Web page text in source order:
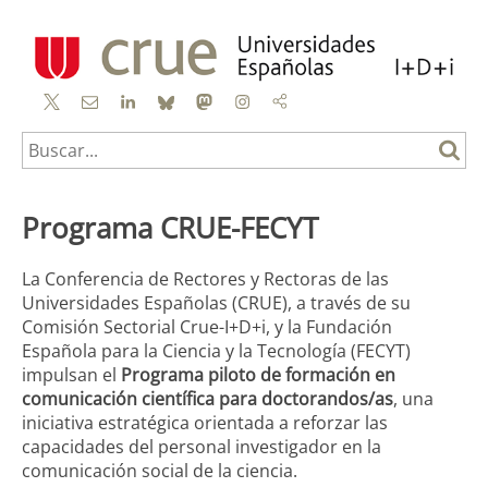
Contacto
linkedinblueskymastodoninstagram
mail
to
Programa CRUE-FECYT
La Conferencia de Rectores y Rectoras de las
Universidades Españolas (CRUE), a través de su
Comisión Sectorial Crue-I+D+i, y la Fundación
Española para la Ciencia y la Tecnología (FECYT)
impulsan el Programa piloto de formación en
comunicación científica para doctorandos/as, una
iniciativa estratégica orientada a reforzar las
capacidades del personal investigador en la
comunicación social de la ciencia.